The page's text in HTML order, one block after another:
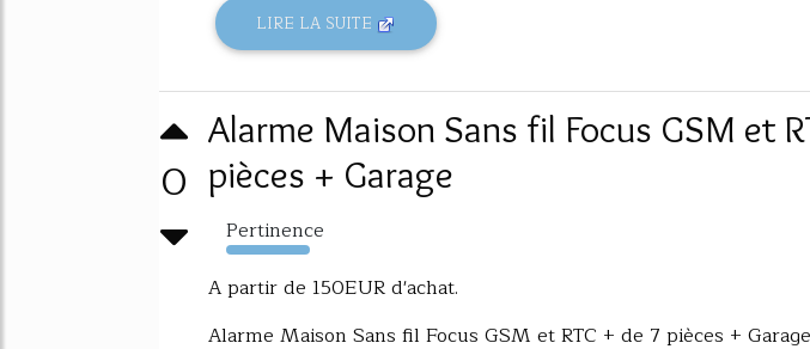
LIRE LA SUITE
0
Alarme Maison Sans fil Focus GSM et
pièces + Garage
Pertinence
7052%
A partir de 150EUR d'achat.
Alarme Maison Sans fil Focus GSM et RTC + de 7 pièces + Garage